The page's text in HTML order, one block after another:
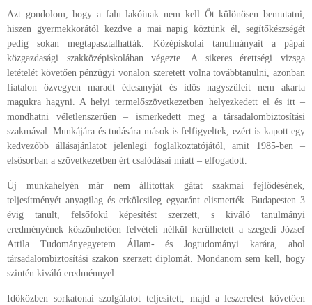
Azt gondolom, hogy a falu lakóinak nem kell Őt különösen bemutatni,
hiszen gyermekkorától kezdve a mai napig köztünk él, segítőkészségét
pedig sokan megtapasztalhatták. Középiskolai tanulmányait a pápai
közgazdasági szakközépiskolában végezte. A sikeres érettségi vizsga
letételét követően pénzügyi vonalon szeretett volna továbbtanulni, azonban
fiatalon özvegyen maradt édesanyját és idős nagyszüleit nem akarta
magukra hagyni. A helyi termelőszövetkezetben helyezkedett el és itt –
mondhatni véletlenszerűen – ismerkedett meg a társadalombiztosítási
szakmával. Munkájára és tudására mások is felfigyeltek, ezért is kapott egy
kedvezőbb állásajánlatot jelenlegi foglalkoztatójától, amit 1985-ben –
elsősorban a szövetkezetben ért csalódásai miatt – elfogadott.
Új munkahelyén már nem állítottak gátat szakmai fejlődésének,
teljesítményét anyagilag és erkölcsileg egyaránt elismerték. Budapesten 3
évig tanult, felsőfokú képesítést szerzett, s kiváló tanulmányi
eredményének köszönhetően felvételi nélkül kerülhetett a szegedi József
Attila Tudományegyetem Állam- és Jogtudományi karára, ahol
társadalombiztosítási szakon szerzett diplomát. Mondanom sem kell, hogy
szintén kiváló eredménnyel.
Időközben sorkatonai szolgálatot teljesített, majd a leszerelést követően